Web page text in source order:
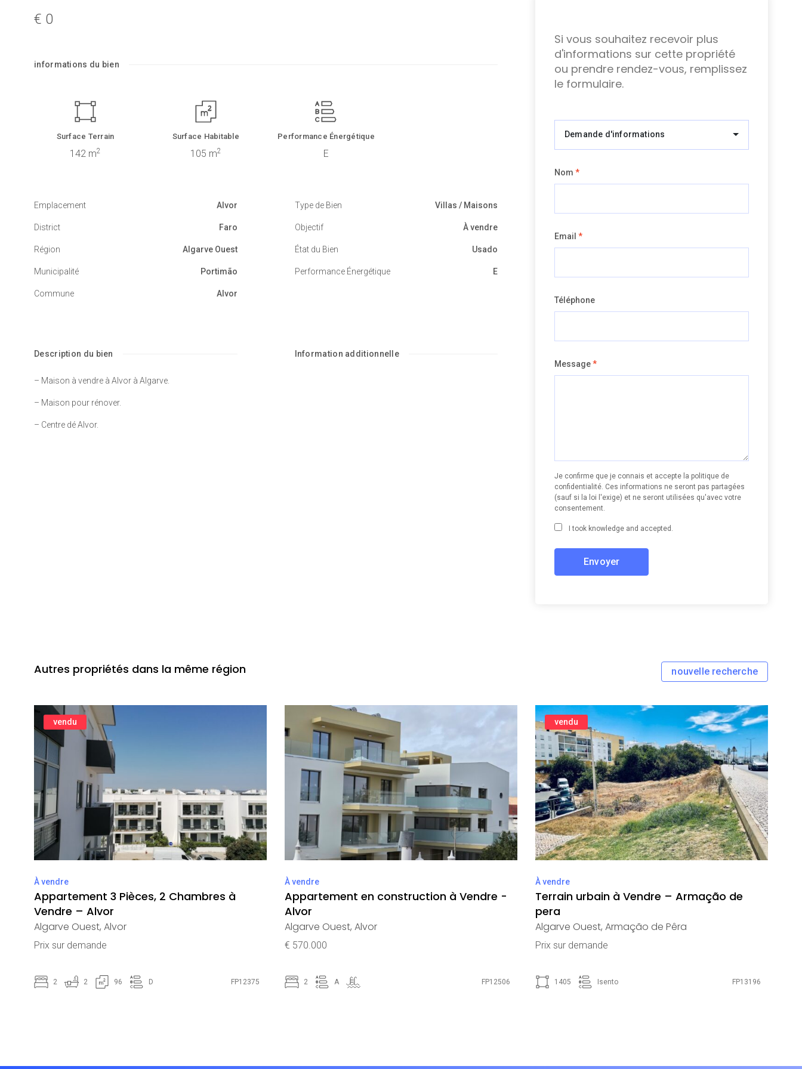
€ 0
informations du bien
Surface Terrain
142 m2
Surface Habitable
105 m2
Performance Énergétique
E
Emplacement Alvor
District Faro
Région Algarve Ouest
Municipalité Portimão
Commune Alvor
Type de Bien Villas / Maisons
Objectif À vendre
État du Bien Usado
Performance Énergétique E
Description du bien
– Maison à vendre à Alvor à Algarve.
– Maison pour rénover.
– Centre dé Alvor.
Information additionnelle
Si vous souhaitez recevoir plus
d'informations sur cette propriété
ou prendre rendez-vous, remplissez
le formulaire.
Demande d'informations
Nom *
Email *
Téléphone
Message*
Je confirme que je connais et accepte la politique de
confidentialité. Ces informations ne seront pas partagées
(sauf si la loi l'exige) et ne seront utilisées qu'avec votre
consentement.
I took knowledge and accepted.
Autres propriétés dans la même région nouvelle recherche
vendu
À vendre
Appartement 3 Pièces, 2 Chambres à
Vendre – Alvor
Algarve Ouest, Alvor
Prix ​​sur demande
2 2 96 D FP12375
À vendre
Appartement en construction à Vendre -
Alvor
Algarve Ouest, Alvor
€ 570.000
2 A FP12506
vendu
À vendre
Terrain urbain à Vendre – Armação de
pera
Algarve Ouest, Armação de Pêra
Prix ​​sur demande
1405 Isento FP13196